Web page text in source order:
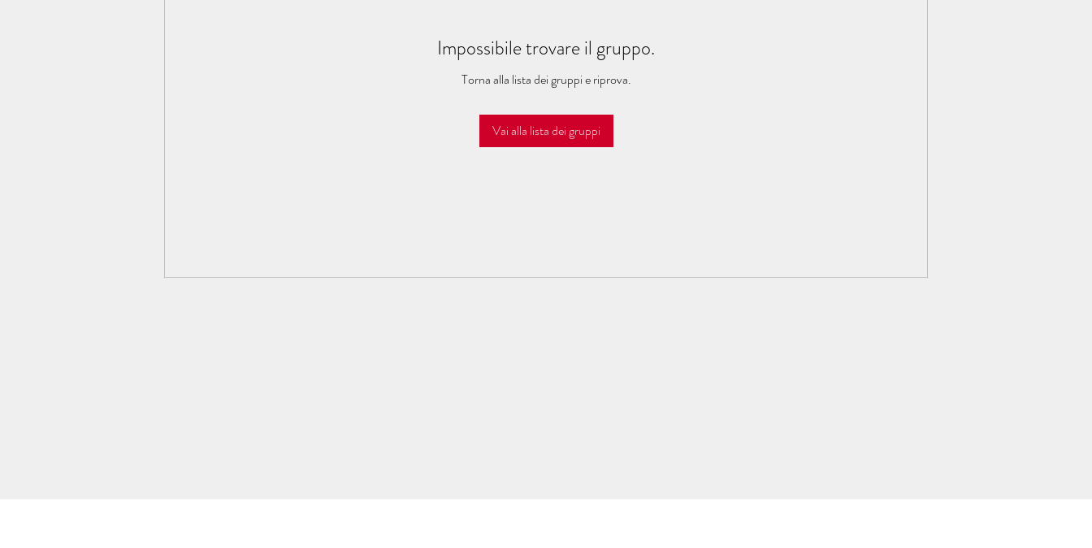
Impossibile trovare il gruppo.
Torna alla lista dei gruppi e riprova.
Vai alla lista dei gruppi